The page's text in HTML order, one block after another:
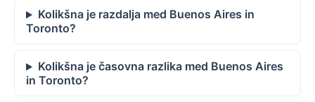
Kolikšna je razdalja med Buenos Aires in
Toronto?
Kolikšna je časovna razlika med Buenos Aires
in Toronto?